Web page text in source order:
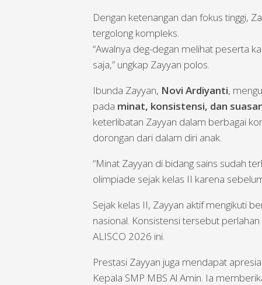
Dengan ketenangan dan fokus tinggi,
tergolong kompleks.
“Awalnya deg-degan melihat peserta
saja,” ungkap Zayyan polos.
Ibunda Zayyan, Novi Ardiyanti,
pada minat, konsistensi, dan
keterlibatan Zayyan dalam berbagai
dorongan dari dalam diri anak.
“Minat Zayyan di bidang sains sudah
olimpiade sejak kelas II karena
Sejak kelas II, Zayyan aktif mengikuti
nasional. Konsistensi tersebut
ALISCO 2026 ini.
Prestasi Zayyan juga mendapat
Kepala SMP MBS Al Amin. Ia